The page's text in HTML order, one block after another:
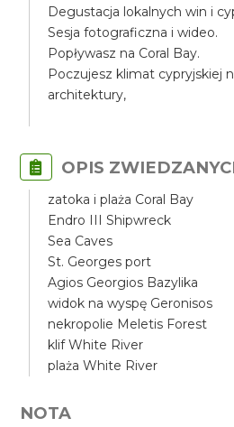
Degustacja lokalnych win i
Sesja fotograficzna i wideo.
Popływasz na Coral Bay.
Poczujesz klimat cypryjskiej
architektury,
OPIS
zatoka i plaża Coral Bay
Endro III Shipwreck
Sea Caves
St. Georges port
Agios Georgios Bazylika
widok na wyspę Geronisos
nekropolie Meletis Forest
klif White River
plaża White River
NOTA